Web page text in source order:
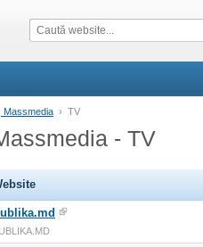
Massmedia › TV
- TV